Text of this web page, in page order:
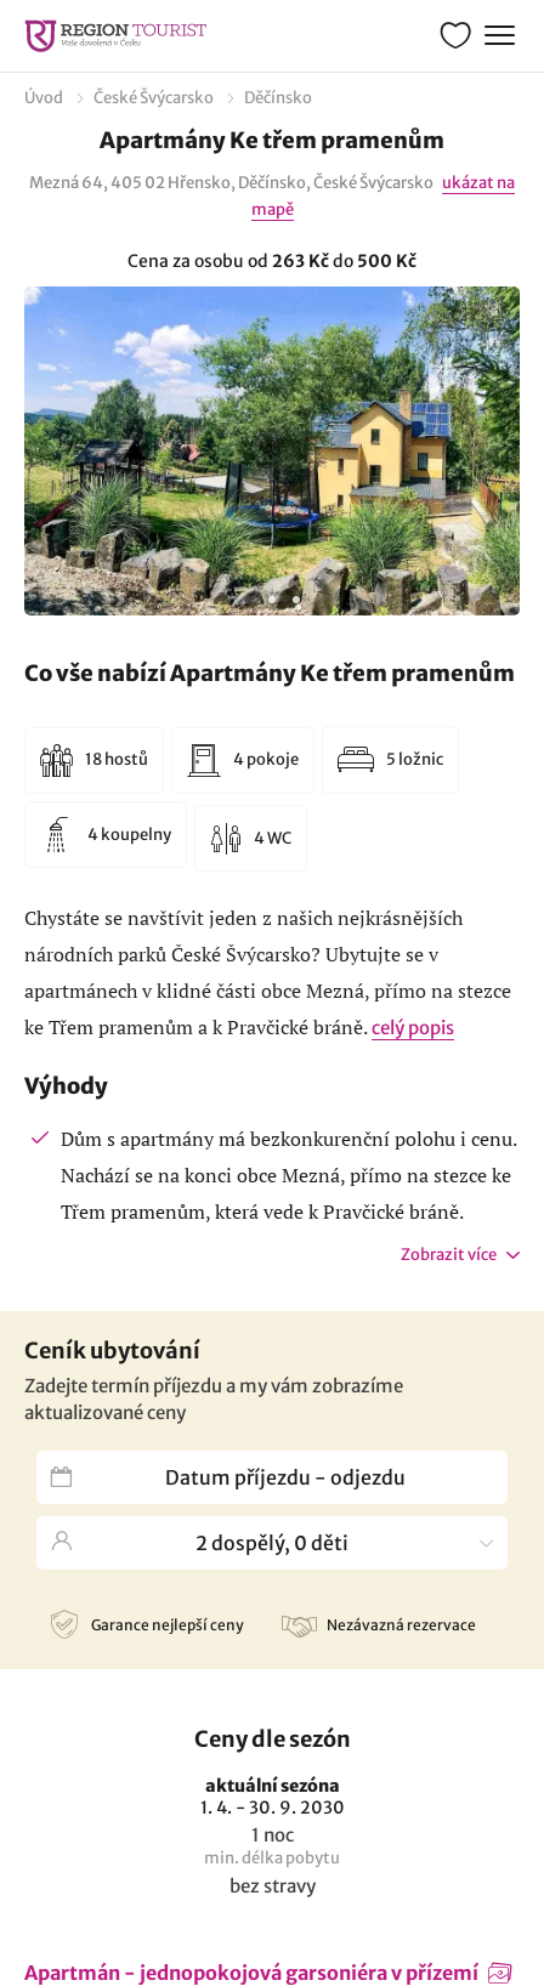
Úvod České Švýcarsko Děčínsko
Apartmány Ke třem pramenům
Mezná 64, 405 02 Hřensko, Děčínsko, České Švýcarsko ukázat na
mapě
Cena za osobu od 263 Kčdo 500 Kč
Co vše nabízí Apartmány Ke třem pramenům
18 hostů 4 pokoje 5 ložnic
4 koupelny 4 WC
Chystáte se navštívit jeden z našich nejkrásnějších
národních parků České Švýcarsko? Ubytujte se v
apartmánech v klidné části obce Mezná, přímo na stezce
ke Třem pramenům a k Pravčické bráně.celý popis
Výhody
Dům s apartmány má bezkonkurenční polohu i cenu.
Nachází se na konci obce Mezná, přímo na stezce ke
Třem pramenům, která vede k Pravčické bráně.
Zobrazit více
Ceník ubytování
Zadejte termín příjezdu a my vám zobrazíme
aktualizované ceny
Garance nejlepší ceny Nezávazná rezervace
Ceny dle sezón
aktuální sezóna
1. 4. - 30. 9. 2030
1 noc
min. délka pobytu
bez stravy
Apartmán - jednopokojová garsoniéra v přízemí